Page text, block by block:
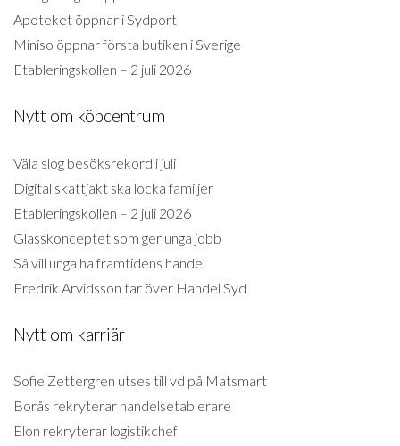
Apoteket öppnar i Sydport
Miniso öppnar första butiken i Sverige
Etableringskollen – 2 juli 2026
Nytt om köpcentrum
Väla slog besöksrekord i juli
Digital skattjakt ska locka familjer
Etableringskollen – 2 juli 2026
Glasskonceptet som ger unga jobb
Så vill unga ha framtidens handel
Fredrik Arvidsson tar över Handel Syd
Nytt om karriär
Sofie Zettergren utses till vd på Matsmart
Borås rekryterar handelsetablerare
Elon rekryterar logistikchef